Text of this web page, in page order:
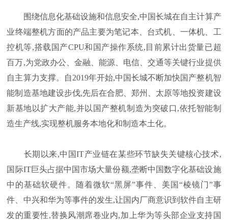
围绕信息化基础设施和信息安全,中国长城在自主计算产
业终端整机方面的产品主要为笔记本、台式机、一体机、工
控机等,搭载国产CPU和国产操作系统,目前累计出货量已超
百万,为党政办公、金融、能源、电信、交通等关键行业提供
自主算力支撑。自2019年开始,中国长城不断加快国产整机智
能制造基地建设步伐,先后在合肥、郑州、太原等地投资建设
新基地以扩大产能,并以国产整机制造为突破口,依托智能制
造生产线,实现整机服务本地化和制造本土化。
长期以来,中国IT产业链在某些环节缺失关键核心技术,
国际IT巨头占据中国市场大量份额,垄断中国数字化基础设施
中的基础软硬件。随着微软“黑屏”事件、美国“棱镜门”事
件、中兴和华为等事件的发生,让国内厂商意识到软件自主研
发的重要性,替换风潮席卷业内,加上华为等头部企业支持国